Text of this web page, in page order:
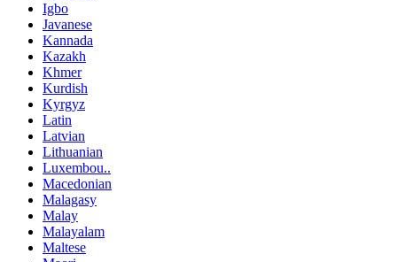
Igbo
Javanese
Kannada
Kazakh
Khmer
Kurdish
Kyrgyz
Latin
Latvian
Lithuanian
Luxembou..
Macedonian
Malagasy
Malay
Malayalam
Maltese